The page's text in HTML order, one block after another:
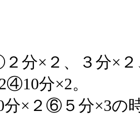
分×２、３分×
分×2。
×２⑥５分×3の